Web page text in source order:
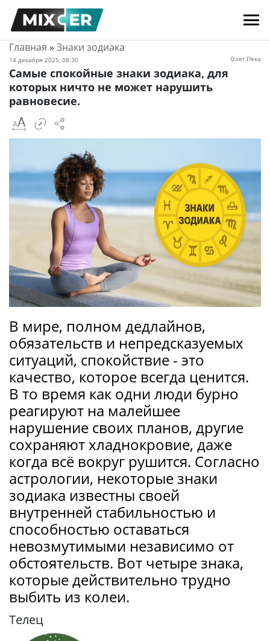
Главная » Знаки зодиака
14 декабря 2025, 08:30 Олег Пека
Самые спокойные знаки зодиака, для
которых ничто не может нарушить
равновесие.
В мире, полном дедлайнов,
обязательств и непредсказуемых
ситуаций, спокойствие - это
качество, которое всегда ценится.
В то время как одни люди бурно
реагируют на малейшее
нарушение своих планов, другие
сохраняют хладнокровие, даже
когда всё вокруг рушится. Согласно
астрологии, некоторые знаки
зодиака известны своей
внутренней стабильностью и
способностью оставаться
невозмутимыми независимо от
обстоятельств. Вот четыре знака,
которые действительно трудно
выбить из колеи.
Телец